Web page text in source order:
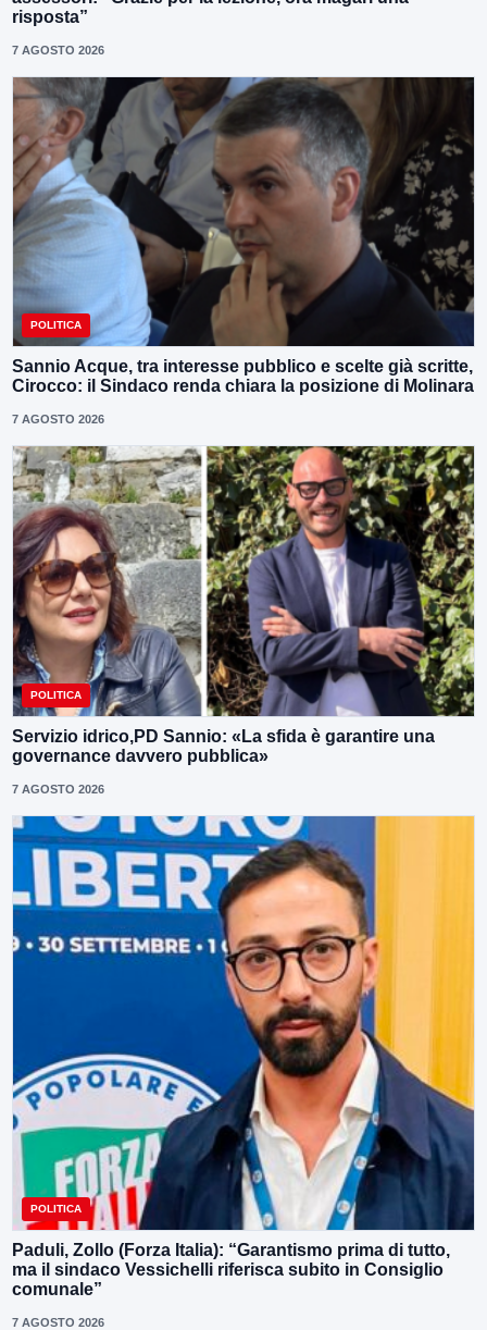
risposta”
7 AGOSTO 2026
POLITICA
Sannio Acque, tra interesse pubblico e scelte già scritte,
Cirocco: il Sindaco renda chiara la posizione di Molinara
7 AGOSTO 2026
POLITICA
Servizio idrico,PD Sannio: «La sfida è garantire una
governance davvero pubblica»
7 AGOSTO 2026
POLITICA
Paduli, Zollo (Forza Italia): “Garantismo prima di tutto,
ma il sindaco Vessichelli riferisca subito in Consiglio
comunale”
7 AGOSTO 2026